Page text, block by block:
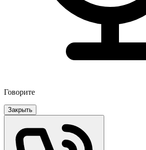
Говорите
Закрыть